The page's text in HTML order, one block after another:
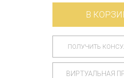
В
ПОЛУЧИТЬ
ВИРТУАЛЬНАЯ